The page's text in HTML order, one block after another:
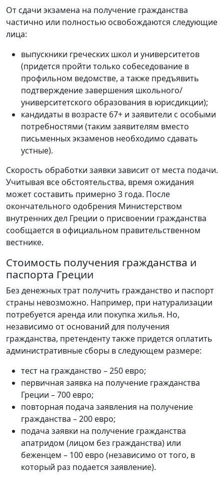
От сдачи экзамена на получение гражданства
частично или полностью освобождаются следующие
лица:
выпускники греческих школ и университетов
(придется пройти только собеседование в
профильном ведомстве, а также предъявить
подтверждение завершения школьного/
университетского образования в юрисдикции);
кандидаты в возрасте 67+ и заявители с особыми
потребностями (таким заявителям вместо
письменных экзаменов необходимо сдавать
устные).
Скорость обработки заявки зависит от места подачи.
Учитывая все обстоятельства, время ожидания
может составить примерно 3 года. После
окончательного одобрения Министерством
внутренних дел Греции о присвоении гражданства
сообщается в официальном правительственном
вестнике.
Стоимость получения гражданства и
паспорта Греции
Без денежных трат получить гражданство и паспорт
страны невозможно. Например, при натурализации
потребуется аренда или покупка жилья. Но,
независимо от оснований для получения
гражданства, претенденту также придется оплатить
административные сборы в следующем размере:
тест на гражданство – 250 евро;
первичная заявка на получение гражданства
Греции – 700 евро;
повторная подача заявления на получение
гражданства – 200 евро;
подача заявки на получение гражданства
апатридом (лицом без гражданства) или
беженцем – 100 евро (независимо от того, в
который раз подается заявление).